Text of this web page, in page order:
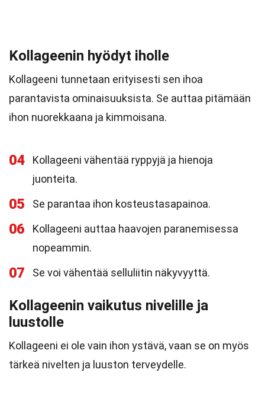
Kollageenin hyödyt iholle
Kollageeni tunnetaan erityisesti sen ihoa
parantavista ominaisuuksista. Se auttaa pitämään
ihon nuorekkaana ja kimmoisana.
04
Kollageeni vähentää ryppyjä ja hienoja
juonteita.
05 Se parantaa ihon kosteustasapainoa.
06
Kollageeni auttaa haavojen paranemisessa
nopeammin.
07 Se voi vähentää selluliitin näkyvyyttä.
Kollageenin vaikutus nivelille ja
luustolle
Kollageeni ei ole vain ihon ystävä, vaan se on myös
tärkeä nivelten ja luuston terveydelle.